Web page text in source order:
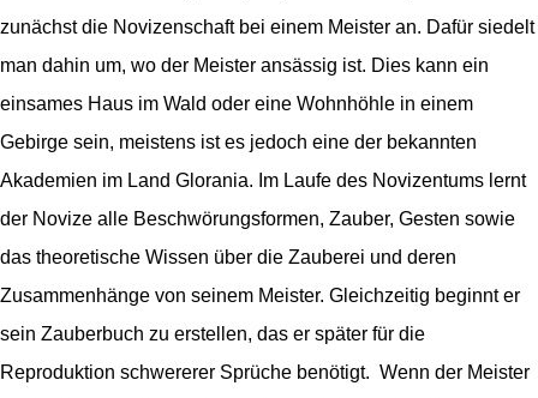
zunächst die Novizenschaft bei einem Meister an. Dafür siedelt
man dahin um, wo der Meister ansässig ist. Dies kann ein
einsames Haus im Wald oder eine Wohnhöhle in einem
Gebirge sein, meistens ist es jedoch eine der bekannten
Akademien im Land Glorania. Im Laufe des Novizentums lernt
der Novize alle Beschwörungsformen, Zauber, Gesten sowie
das theoretische Wissen über die Zauberei und deren
Zusammenhänge von seinem Meister. Gleichzeitig beginnt er
sein Zauberbuch zu erstellen, das er später für die
Reproduktion schwererer Sprüche benötigt. Wenn der Meister